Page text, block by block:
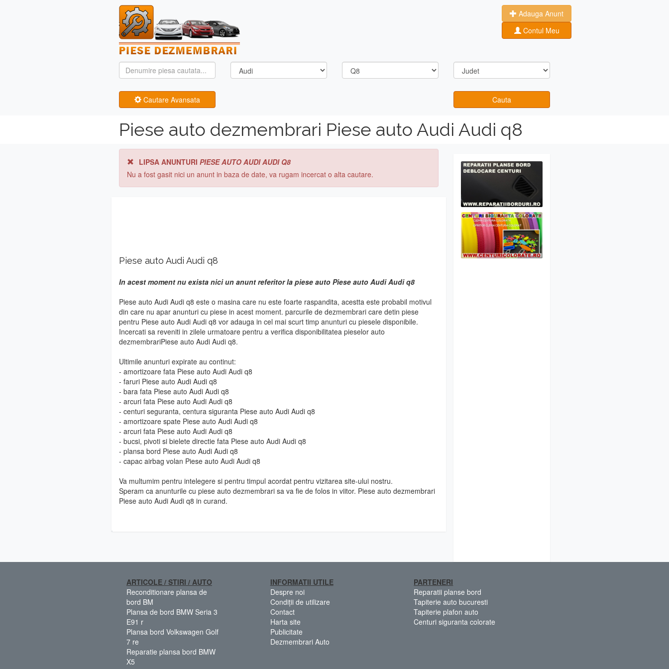
Adauga Anunt
Contul Meu
Cautare Avansata Cauta
Piese auto dezmembrari Piese auto Audi Audi q8
LIPSA ANUNTURI PIESE AUTO AUDI AUDI Q8
Nu a fost gasit nici un anunt in baza de date, va rugam incercat o alta cautare.
Piese auto Audi Audi q8
In acest moment nu exista nici un anunt referitor la piese auto Piese auto Audi Audi q8
Piese auto Audi Audi q8 este o masina care nu este foarte raspandita, acestta este probabil motivul
din care nu apar anunturi cu piese in acest moment. parcurile de dezmembrari care detin piese
pentru Piese auto Audi Audi q8 vor adauga in cel mai scurt timp anunturi cu piesele disponibile.
Incercati sa reveniti in zilele urmatoare pentru a verifica disponibilitatea pieselor auto
dezmembrariPiese auto Audi Audi q8.
Ultimile anunturi expirate au continut:
- amortizoare fata Piese auto Audi Audi q8
- faruri Piese auto Audi Audi q8
- bara fata Piese auto Audi Audi q8
- arcuri fata Piese auto Audi Audi q8
- centuri seguranta, centura siguranta Piese auto Audi Audi q8
- amortizoare spate Piese auto Audi Audi q8
- arcuri fata Piese auto Audi Audi q8
- bucsi, pivoti si bielete directie fata Piese auto Audi Audi q8
- plansa bord Piese auto Audi Audi q8
- capac airbag volan Piese auto Audi Audi q8
Va multumim pentru intelegere si pentru timpul acordat pentru vizitarea site-ului nostru.
Speram ca anunturile cu piese auto dezmembrari sa va fie de folos in viitor. Piese auto dezmembrari
Piese auto Audi Audi q8 in curand.
ARTICOLE / STIRI / AUTO
Reconditionare plansa de
bord BM
Plansa de bord BMW Seria 3
E91 r
Plansa bord Volkswagen Golf
7 re
Reparatie plansa bord BMW
X5
INFORMATII UTILE
Despre noi
Condiții de utilizare
Contact
Harta site
Publicitate
Dezmembrari Auto
PARTENERI
Reparatii planse bord
Tapiterie auto bucuresti
Tapiterie plafon auto
Centuri siguranta colorate